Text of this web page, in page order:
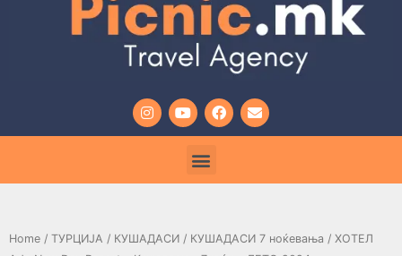
Home / ТУРЦИЈА / КУШАДАСИ / КУШАДАСИ 7 ноќевања / ХОТЕЛ